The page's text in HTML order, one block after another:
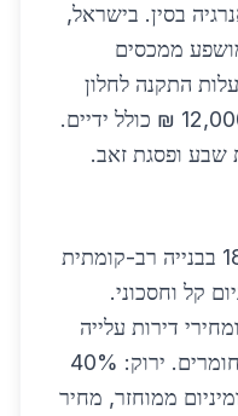
בסין. בישראל,
מושפע ממכסים
עלות התקנה לחלון
אלומיניום 2x2 מ' מגיעה ל-12,000 ₪ כולל ידיים.
שבע ופסגת זאב.
תחזית 2026: צמיחה של 18% בבנייה רב-קומתית
קל וחסכוני.
דירות עלייה
של 5% משפיעה על תקציבי חומרים. ירוק: 40%
ממוחזר, מחיר